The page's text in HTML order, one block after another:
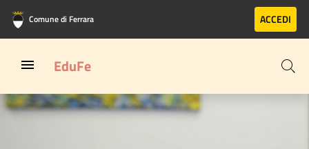
Vai al contenuto principale
Vai al footer
Comune di Ferrara ACCEDI
EduFe